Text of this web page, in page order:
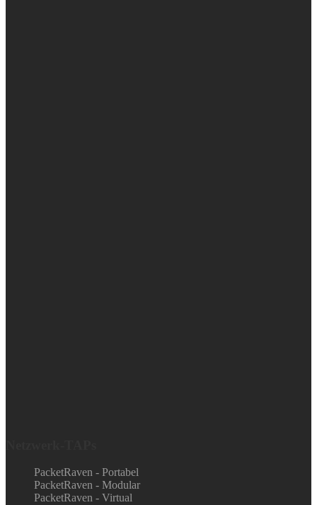
PacketRaven - Portabel
PacketRaven - Modular
PacketRaven - Virtual